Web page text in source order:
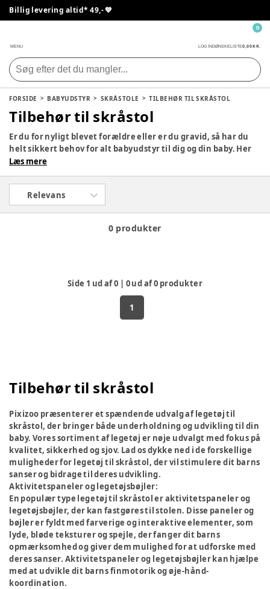
Billig levering altid* 49,- 💙
MENU LOG INDØNSKELISTE0,00 KR.
0
FORSIDE BABYUDSTYR SKRÅSTOLE TILBEHØR TIL SKRÅSTOL
Tilbehør til skråstol
Er du for nyligt blevet forældre eller er du gravid, så har du
helt sikkert behov for alt babyudstyr til dig og din baby. Her
er der alt hvad I har brug for, hvad enten du er gravid eller
som vil være nyttige når I er hjemme eller på farten.
Læs mere
Relevans
0 produkter
Side 1 ud af0 | 0ud af0 produkter
1
Tilbehør til skråstol
Pixizoo præsenterer et spændende udvalg af legetøj til
skråstol, der bringer både underholdning og udvikling til din
baby. Vores sortiment af legetøj er nøje udvalgt med fokus på
kvalitet, sikkerhed og sjov. Lad os dykke ned i de forskellige
muligheder for legetøj til skråstol, der vil stimulere dit barns
sanser og bidrage til deres udvikling.
Aktivitetspaneler og legetøjsbøjler:
En populær type legetøj til skråstol er aktivitetspaneler og
legetøjsbøjler, der kan fastgøres til stolen. Disse paneler og
bøjler er fyldt med farverige og interaktive elementer, som
lyde, bløde teksturer og spejle, der fanger dit barns
opmærksomhed og giver dem mulighed for at udforske med
deres sanser. Aktivitetspaneler og legetøjsbøjler kan hjælpe
med at udvikle dit barns finmotorik og øje-hånd-
koordination.